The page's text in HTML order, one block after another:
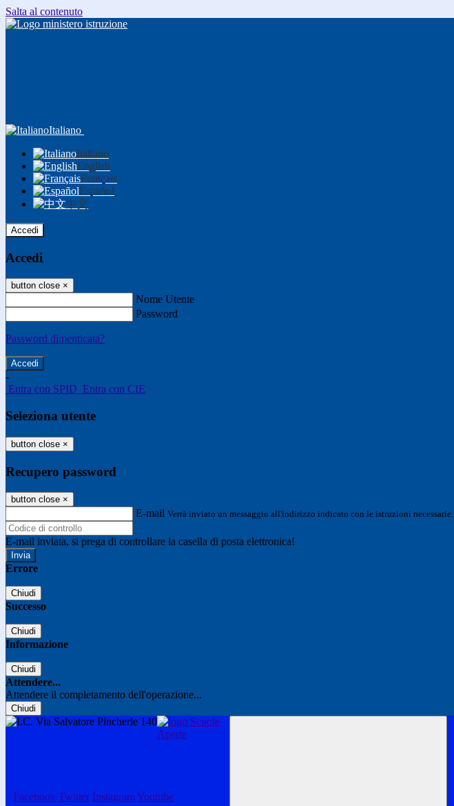
Salta al contenuto
Italiano
Italiano
English
Français
Español
中文
Accedi
Accedi
button close ×
Nome Utente
Password
Password dimenticata?
-
Entra con SPID Entra con CIE
Seleziona utente
button close ×
Recupero password
button close ×
E-mail Verrà inviato un messaggio all'indirizzo indicato con le istruzioni necessarie.
E-mail inviata, si prega di controllare la casella di posta elettronica!
Errore
Chiudi
Successo
Chiudi
Informazione
Chiudi
Attendere...
Attendere il completamento dell'operazione...
Chiudi
Facebook Twitter Instagram Youtube